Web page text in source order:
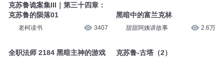
克苏鲁诡案集III｜第三十四章：
克苏鲁的陨落01
老柯读书 3407
全职法师 2184 黑暗主神的游戏
黑暗中的富兰克林
甜甜阿姨讲故事 2.6万
克苏鲁-古塔（2）